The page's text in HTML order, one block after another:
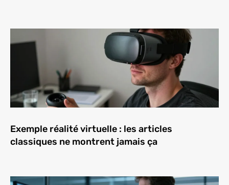
Exemple réalité virtuelle : les articles
classiques ne montrent jamais ça